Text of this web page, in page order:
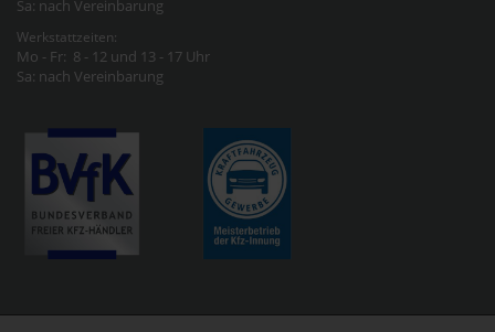
Sa: nach Vereinbarung
Werkstattzeiten:
Mo - Fr: 8 - 12 und 13 - 17 Uhr
Sa: nach Vereinbarung